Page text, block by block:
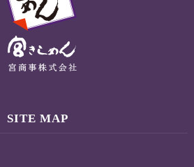
SITE MAP